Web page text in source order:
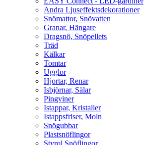
Andra Ljuseffektsdekorationer
Snömattor, Snövatten
Granar, Hängare
Dragsnö, Snöpellets
Träd
Kälkar
Tomtar
Ugglor
Hjortar, Renar
Isbjörnar, Sälar
Pingviner
Istappar, Kristaller
Istappsfriser, Moln
Snögubbar
Plastsnöflingor
Styrol Snöflingor